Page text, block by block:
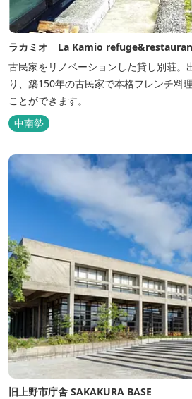
ラカミオ La Kamio
古民家をリノベーションした貸し別荘。
り、築150年の古民家で本格フレンチ料
ことができます。
中南勢
旧上野市庁舎 SAKAKURA BASE